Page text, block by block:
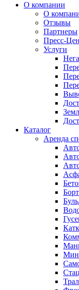
О компании
О
Отзывы
Партнеры
Пресс-
Услуги
Каталог
Аренда
Трал